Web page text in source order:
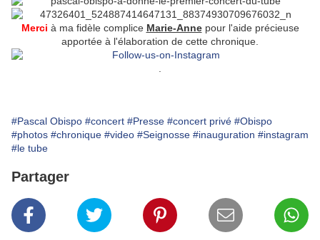
Merci à ma fidèle complice Marie-Annepour l'aide précieuse
apportée à l'élaboration de cette chronique.
#Pascal Obispo #concert #Presse #concert privé #Obispo
#photos #chronique #video #Seignosse #inauguration #instagram
#le tube
Partager